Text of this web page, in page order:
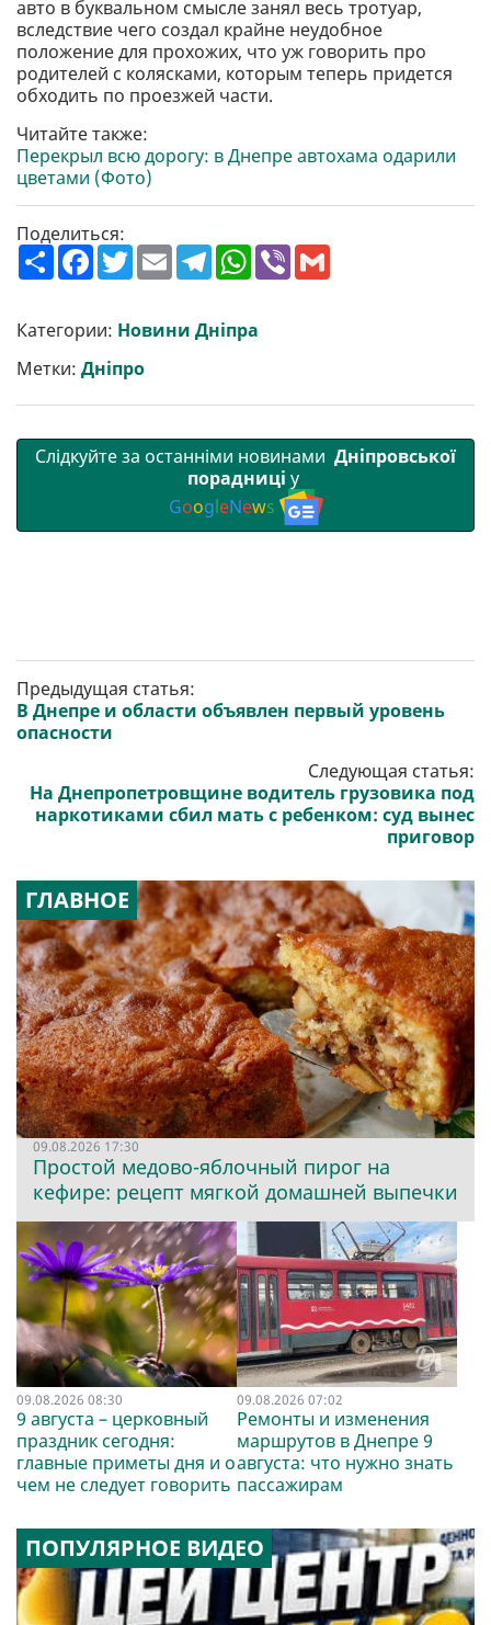
авто в буквальном смысле занял весь тротуар,
вследствие чего создал крайне неудобное
положение для прохожих, что уж говорить про
родителей с колясками, которым теперь придется
обходить по проезжей части.
Читайте также:
Перекрыл всю дорогу: в Днепре автохама одарили
цветами (Фото)
Поделиться:
П
о
р
и
т
и
F
a
b
o
o
k
T
w
t
e
r
E
m
l
T
e
g
r
W
h
s
A
V
Категории: Новини Дніпра
Метки: Дніпро
Слідкуйте за останніми новинами Дніпровської
порадниці у
GoogleNews
Предыдущая статья:
В Днепре и области объявлен первый уровень
опасности
Следующая статья:
На Днепропетровщине водитель грузовика под
наркотиками сбил мать с ребенком: суд вынес
приговор
ГЛАВНОЕ
09.08.2026 17:30
Простой медово-яблочный пирог на
кефире: рецепт мягкой домашней выпечки
09.08.2026 08:30
9 августа – церковный
праздник сегодня:
главные приметы дня и о
чем не следует говорить
09.08.2026 07:02
Ремонты и изменения
маршрутов в Днепре 9
августа: что нужно знать
пассажирам
ПОПУЛЯРНОЕ ВИДЕО